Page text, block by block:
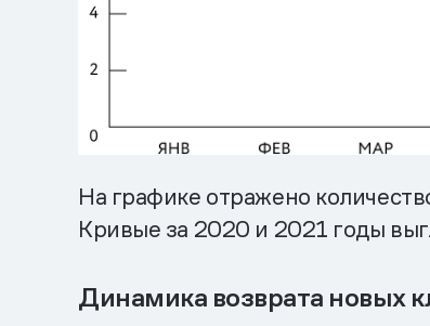
На графике отражено
Кривые за 2020 и 2021 годы
Динамика возврата новых